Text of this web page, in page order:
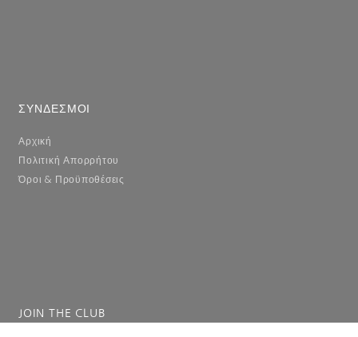
ΣΥΝΔΕΣΜΟΙ
Αρχική
Πολιτική Απορρήτου
Όροι & Προϋποθέσεις
JOIN THE CLUB